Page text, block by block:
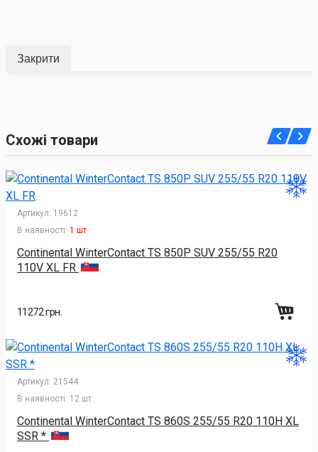
Закрити
Схожі товари
Артикул: 19612
В наявності: 1 шт
Continental WinterContact TS 850P SUV 255/55 R20
110V XL FR
11272 грн.
Артикул: 21544
В наявності: 12 шт
Continental WinterContact TS 860S 255/55 R20 110H XL
SSR *